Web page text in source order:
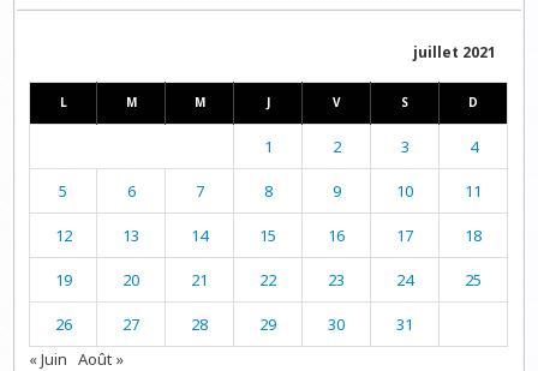
juillet 2021
L M M J V S D
1 2 3 4
5 6 7 8 9 10 11
12 13 14 15 16 17 18
19 20 21 22 23 24 25
26 27 28 29 30
31
« Juin Août »